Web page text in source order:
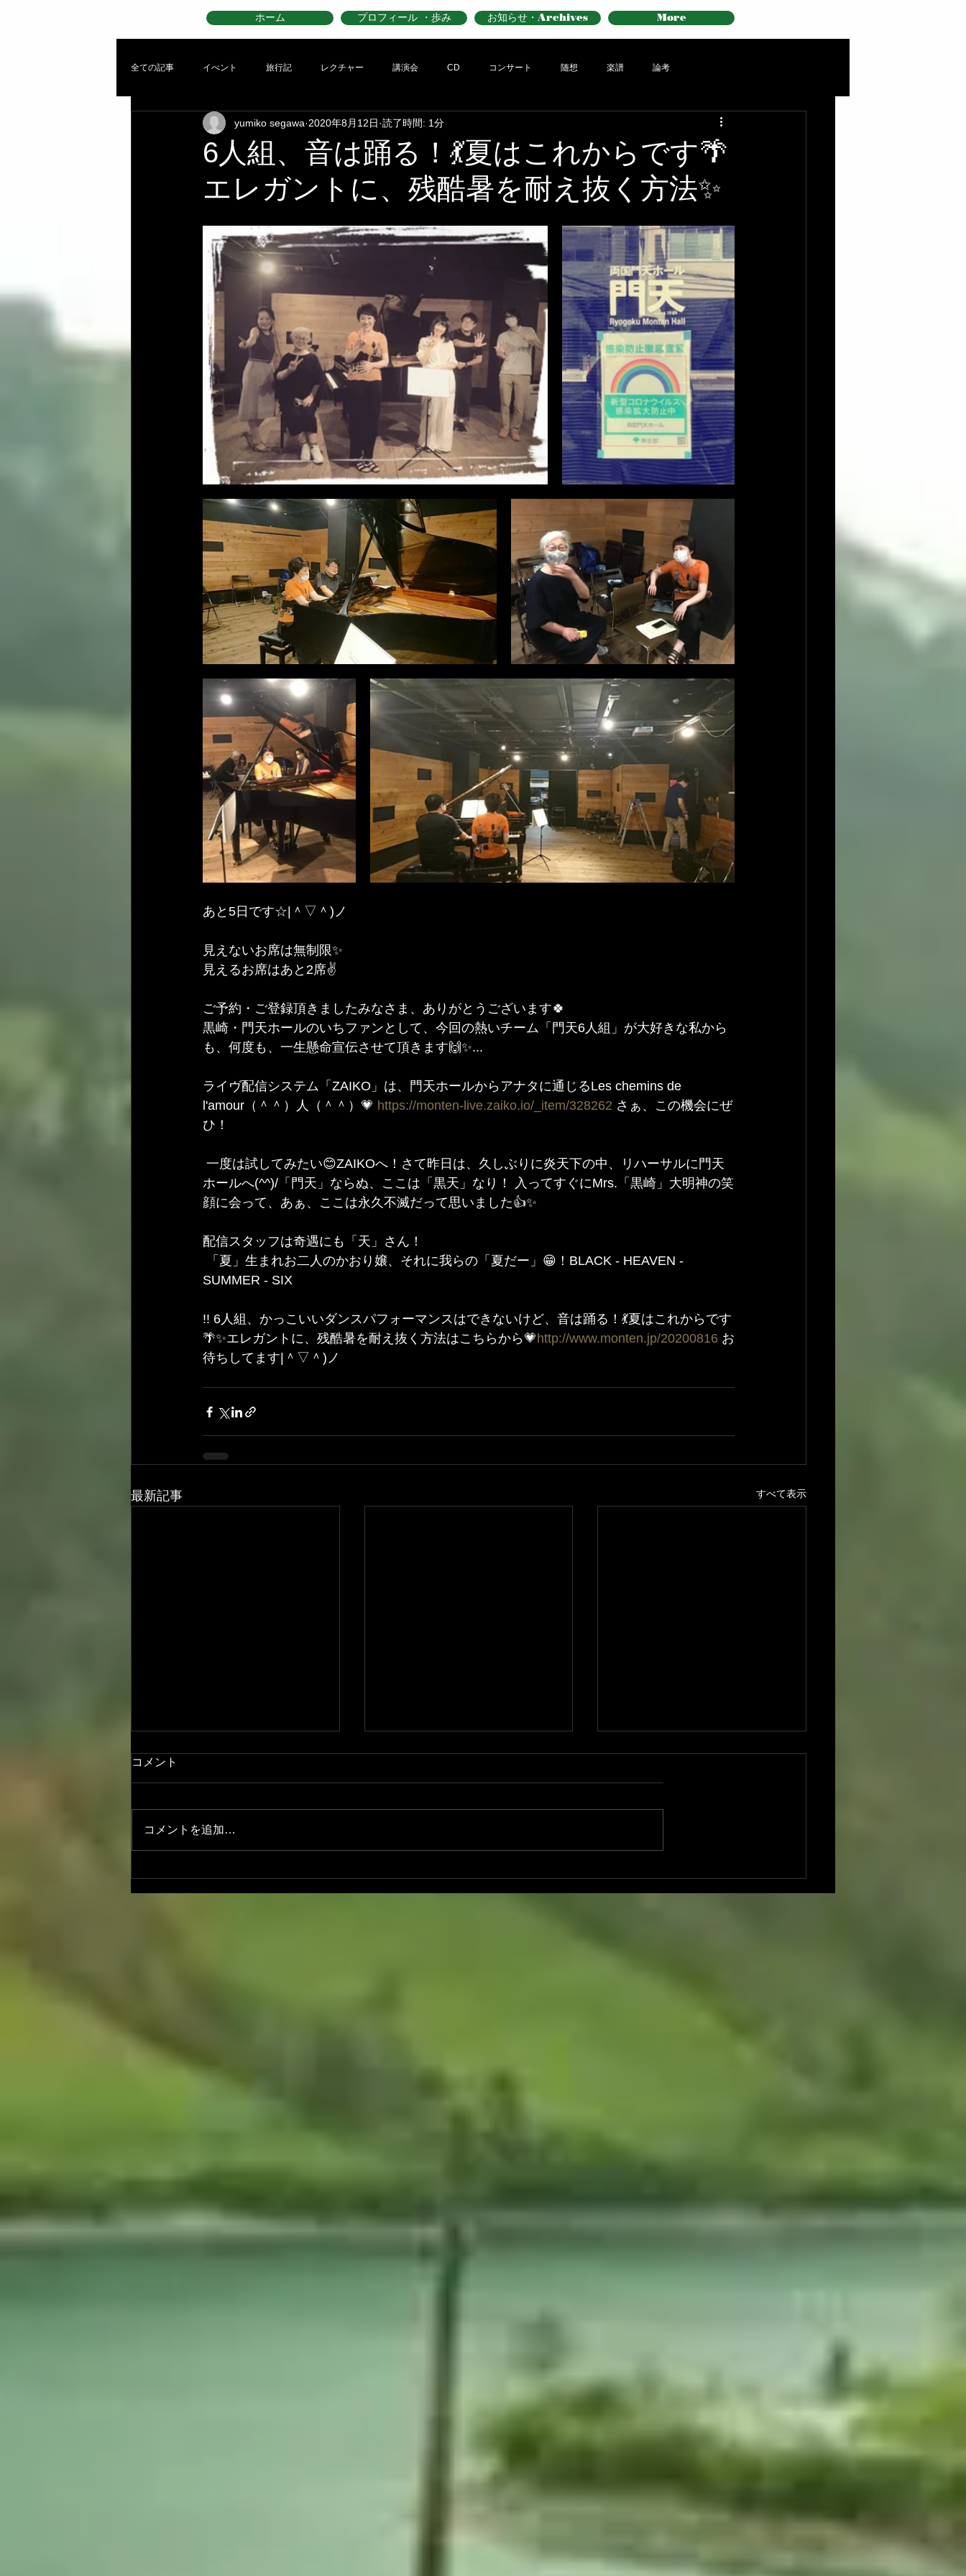
ホーム プロフィール ・歩み お知らせ・Archives More
全ての記事 イべント 旅行記 レクチャー 講演会 CD コンサート 随想 楽譜 論考
6人組、音は踊る！💃夏はこれからです🌴
エレガントに、残酷暑を耐え抜く方法✨
yumiko segawa 2020年8月12日 読了時間: 1分
あと5日です☆|＾▽＾)ノ
見えないお席は無制限✨
見えるお席はあと2席✌️
ご予約・ご登録頂きましたみなさま、ありがとうございます🍀
黒崎・門天ホールのいちファンとして、今回の熱いチーム「門天6人組」が大好きな私から
も、何度も、一生懸命宣伝させて頂きます🙌✨...
ライヴ配信システム「ZAIKO」は、門天ホールからアナタに通じるLes chemins de
l'amour（＾＾）人（＾＾）💗 https://monten-live.zaiko.io/_item/328262 さぁ、この機会にぜ
ひ！
ホールへ(^^)/「門天」ならぬ、ここは「黒天」なり！ 入ってすぐにMrs.「黒崎」大明神の笑
顔に会って、あぁ、ここは永久不滅だって思いました👍✨
配信スタッフは奇遇にも「天」さん！
SUMMER - SIX
!! 6人組、かっこいいダンスパフォーマンスはできないけど、音は踊る！💃夏はこれからです
🌴✨エレガントに、残酷暑を耐え抜く方法はこちらから💗 http://www.monten.jp/20200816 お
待ちしてます|＾▽＾)ノ
最新記事 すべて表示
「遊び」2公演企画 まだまだ
環境（BGM）で聴く/弾く、
いづみこさんとのデュオ＆ソ
コメント
コメントを追加…